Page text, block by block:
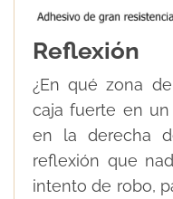
Reflexión
¿En qué zona
caja fuerte en
en la derecha
reflexión que
intento de robo,